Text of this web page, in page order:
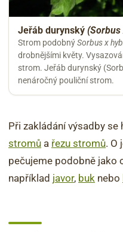
Jeřáb durynský
Strom podobnýSorbus x
drobnějšími květy.
strom. Jeřáb durynský
nenáročný pouliční strom.
Při zakládání výsadby
stromů a řezu stromů. O
pečujeme podobně jako
například javor, buk nebo